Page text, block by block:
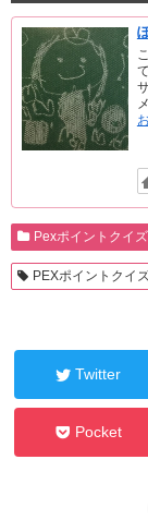
Pexポイントクイズ
PEXポイントクイ
Twitter
Pocket